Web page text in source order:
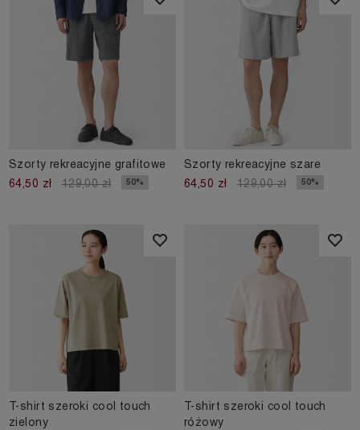
Szorty rekreacyjne grafitowe
64,50 zł
129,00 zł 50%
Szorty rekreacyjne szare
64,50 zł
129,00 zł 50%
T-shirt szeroki cool touch
zielony
T-shirt szeroki cool touch
różowy